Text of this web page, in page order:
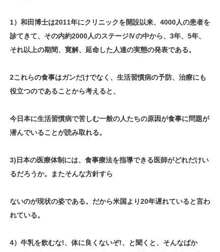
1）和田博士は2011年にクリニックを開設以来、4000人の患者を
診てきて、その内約2000人のステージⅣの中から、3年、5年、
それ以上の期間、寛解、延命した人達の実態の発表である。
2これらの食事はガンだけでなく、生活習慣病の予防、治療にも
役立つのであることから考えると、
今日本に生活習慣病で苦しむ一般の人たちの原因が食事に問題が
潜んでいることが読み取れる。
3)日本の医療体制には、食事療法を指導できる医師がどれだけい
るだろうか。またそんな方針すら
ないのが現状の姿である。だから米国より20年遅れていると言わ
れている。
4）牛乳を飲むな!、体に良くないぞ!、と聞くと、そんなばか